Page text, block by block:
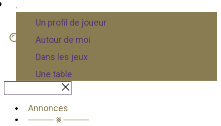
.
Un profil de joueur
Autour de moi
Dans les jeux
Une table
Annonces
──── ⨳ ────